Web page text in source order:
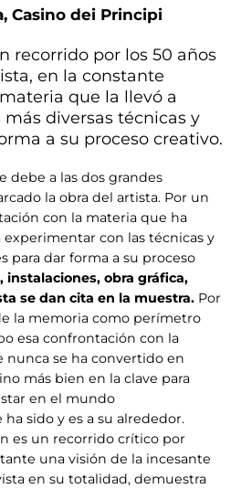
Casino dei Principi
recorrido por los 50 años
en la constante
que la llevó a
diversas técnicas y
a su proceso creativo.
debe a las dos grandes
la obra del artista. Por un
con la materia que ha
experimentar con las técnicas y
para dar forma a su proceso
instalaciones, obra gráfica,
se dan cita en la muestra. Por
la memoria como perímetro
esa confrontación con la
nunca se ha convertido en
más bien en la clave para
en el mundo
sido y es a su alrededor.
es un recorrido crítico por
una visión de la incesante
en su totalidad, demuestra